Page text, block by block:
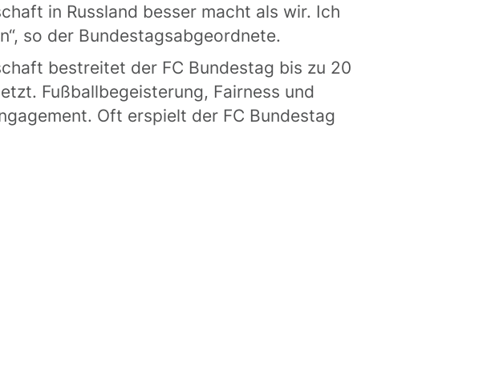
in Russland besser macht als wir. Ich
so der Bundestagsabgeordnete.
bestreitet der FC Bundestag bis zu 20
Fußballbegeisterung, Fairness und
Oft erspielt der FC Bundestag